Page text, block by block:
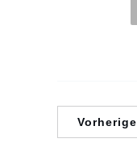
Vorherige